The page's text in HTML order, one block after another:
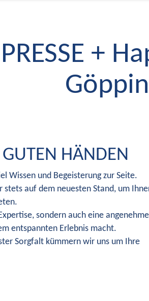
+
HÄNDEN
Wissen und Begeisterung zur Seite.
auf dem neuesten Stand, um
sondern auch eine angenehme
entspannten Erlebnis macht.
Sorgfalt kümmern wir uns um Ihre